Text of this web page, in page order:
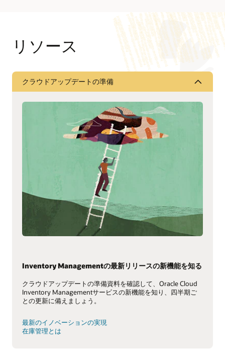
リソース
クラウドアップデートの準備
Inventory Managementの最新リリースの新機能を知る
クラウドアップデートの準備資料を確認して、Oracle Cloud
Inventory Managementサービスの新機能を知り、四半期ご
との更新に備えましょう。
最新のイノベーションの実現
在庫管理とは